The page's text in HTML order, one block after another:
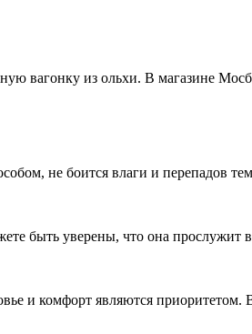
вагонку из ольхи. В магазине
не боится влаги и перепадов
быть уверены, что она прослужит
и комфорт являются приоритетом.